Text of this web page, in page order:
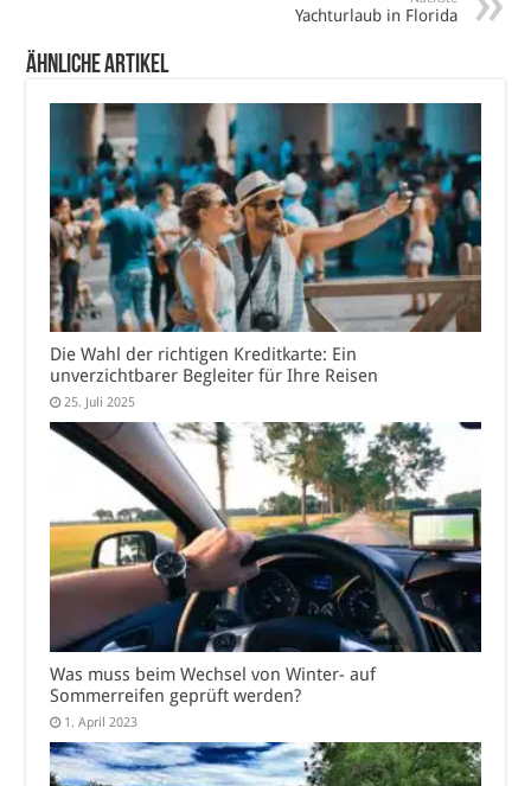
Yachturlaub in Florida
Ähnliche Artikel
Die Wahl der richtigen Kreditkarte: Ein
unverzichtbarer Begleiter für Ihre Reisen
25. Juli 2025
Was muss beim Wechsel von Winter- auf
Sommerreifen geprüft werden?
1. April 2023